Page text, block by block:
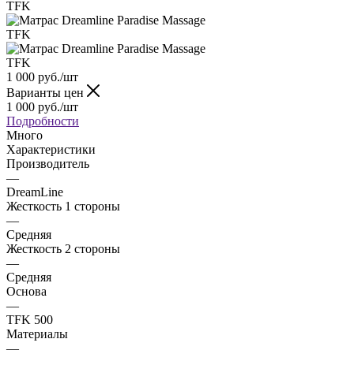
1 000 руб./шт
Варианты цен
1 000 руб./шт
Подробности
Много
Характеристики
Производитель
—
DreamLine
Жесткость 1 стороны
—
Средняя
Жесткость 2 стороны
—
Средняя
Основа
—
TFK 500
Материалы
—